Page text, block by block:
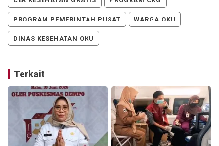
PROGRAM PEMERINTAH PUSAT WARGA OKU
DINAS KESEHATAN OKU
Terkait